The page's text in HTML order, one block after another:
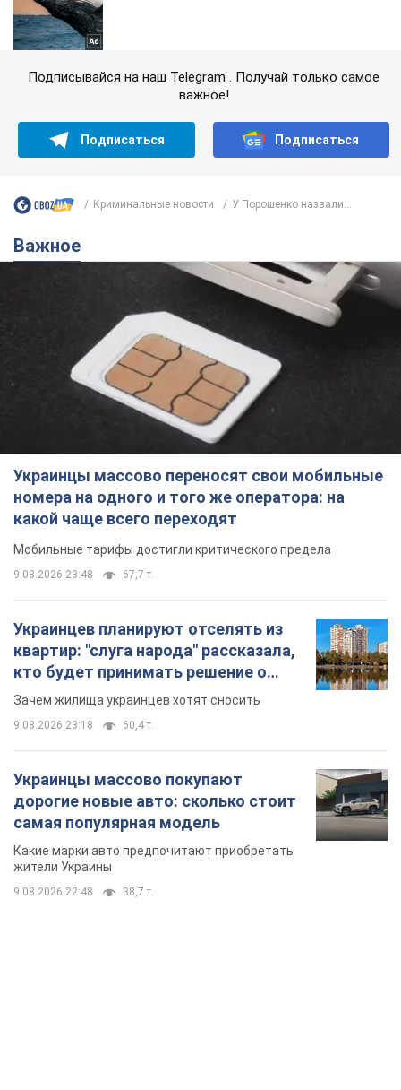
Подписывайся на наш Telegram . Получай только самое
важное!
Подписаться Подписаться
Криминальные новости У Порошенко назвали...
Важное
Украинцы массово переносят свои мобильные
номера на одного и того же оператора: на
какой чаще всего переходят
Мобильные тарифы достигли критического предела
9.08.2026 23:48 67,7 т.
Украинцев планируют отселять из
квартир: "слуга народа" рассказала,
кто будет принимать решение о
сносе домов
Зачем жилища украинцев хотят сносить
9.08.2026 23:18 60,4 т.
Украинцы массово покупают
дорогие новые авто: сколько стоит
самая популярная модель
Какие марки авто предпочитают приобретать
жители Украины
9.08.2026 22:48 38,7 т.